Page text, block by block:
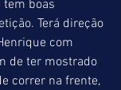
boas
Terá direção
com
de ter mostrado
correr na frente,